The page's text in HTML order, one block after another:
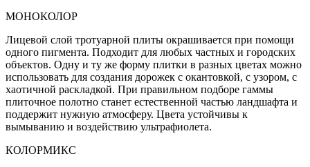
МОНОКОЛОР
Лицевой слой тротуарной плиты окрашивается при помощи
одного пигмента. Подходит для любых частных и городских
объектов. Одну и ту же форму плитки в разных цветах можно
использовать для создания дорожек с окантовкой, с узором, с
хаотичной раскладкой. При правильном подборе гаммы
плиточное полотно станет естественной частью ландшафта и
поддержит нужную атмосферу. Цвета устойчивы к
вымыванию и воздействию ультрафиолета.
КОЛОРМИКС